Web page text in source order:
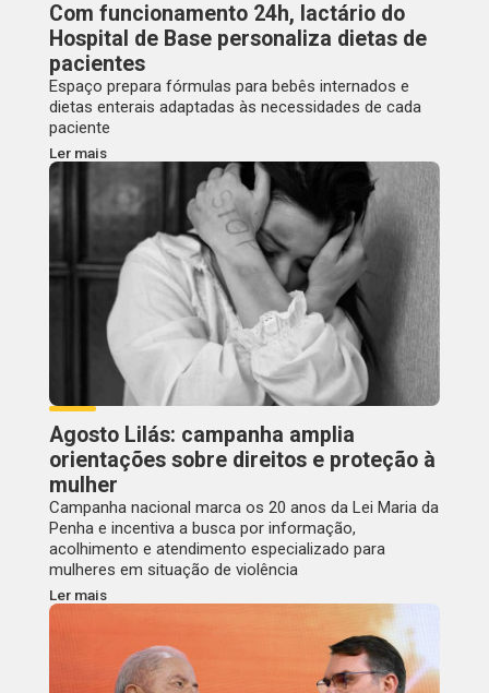
Com funcionamento 24h, lactário do
Hospital de Base personaliza dietas de
pacientes
Espaço prepara fórmulas para bebês internados e
dietas enterais adaptadas às necessidades de cada
paciente
Ler mais
Agosto Lilás: campanha amplia
orientações sobre direitos e proteção à
mulher
Campanha nacional marca os 20 anos da Lei Maria da
Penha e incentiva a busca por informação,
acolhimento e atendimento especializado para
mulheres em situação de violência
Ler mais